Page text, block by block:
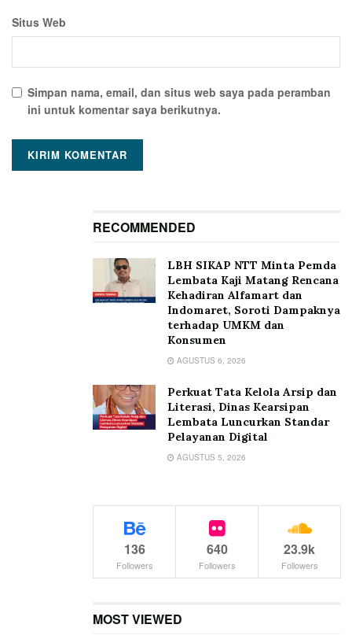
Situs Web
Simpan nama, email, dan situs web saya pada peramban
ini untuk komentar saya berikutnya.
RECOMMENDED
LBH SIKAP NTT Minta Pemda
Lembata Kaji Matang Rencana
Kehadiran Alfamart dan
Indomaret, Soroti Dampaknya
terhadap UMKM dan
Konsumen
AGUSTUS 6, 2026
Perkuat Tata Kelola Arsip dan
Literasi, Dinas Kearsipan
Lembata Luncurkan Standar
Pelayanan Digital
AGUSTUS 5, 2026
136
Followers
640
Followers
23.9k
Followers
MOST VIEWED